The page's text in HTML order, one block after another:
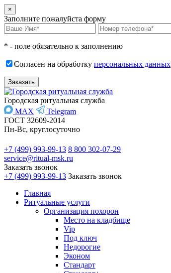
×
Заполните пожалуйста форму
* - поле обязательно к заполнению
Согласен на обработку персональных данных
Городская ритуальная служба
MAX
Telegram
ГОСТ 32609-2014
Пн-Вс, круглосуточно
+7 (499) 993-99-13 8 800 302-07-29
service@ritual-msk.ru
Заказать звонок
+7 (499) 993-99-13 Заказать звонок
Главная
Ритуальные услуги
Организация похорон
Место на кладбище
Vip
Под ключ
Недорогие
Эконом
Стандарт